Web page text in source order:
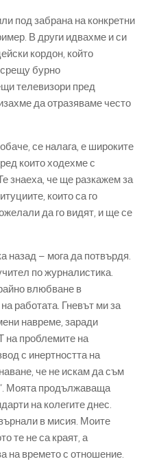
под забрана на конкретни
В други идвахме и си
кордон, който
бурно
телевизори пред
да отразяваме често
се налага, е широките
които ходехме с
знаеха, че ще разкажем за
които са го
да го видят, и ще се
назад – мога да потвърдя.
по журналистика.
влюбване в
работата. Гневът ми за
навреме, заради
на проблемите на
с инертността на
че не искам да съм
Моята продължаваща
на колегите днес.
в мисия. Моите
те не са краят, а
на времето с отношение.